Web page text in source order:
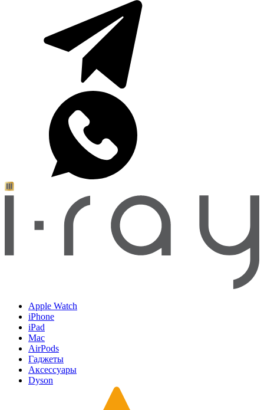
Apple Watch
iPhone
iPad
Mac
AirPods
Гаджеты
Аксессуары
Dyson